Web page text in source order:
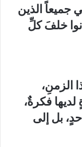
جميعاً الذين
خلفَ كلِّ
الزمنِ،
فكرةٌ،
بل إلى